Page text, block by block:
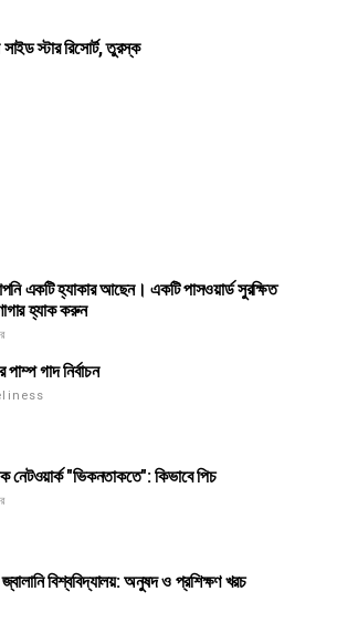
স্টার রিসোর্ট, তুরস্ক
একটি হ্যাকার আছেন। একটি পাসওয়ার্ড সুরক্ষিত
হ্যাক করুন
পাম্প গাদ নির্বাচন
নেটওয়ার্ক "ভিকনতাকতে": কিভাবে পিচ
বিশ্ববিদ্যালয়: অনুষদ ও প্রশিক্ষণ খরচ